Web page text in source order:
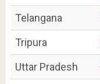
Telangana
Tripura
Uttar Pradesh